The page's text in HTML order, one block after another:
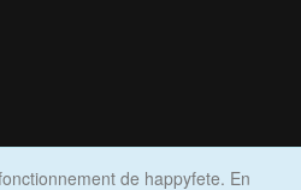
de happyfete. En